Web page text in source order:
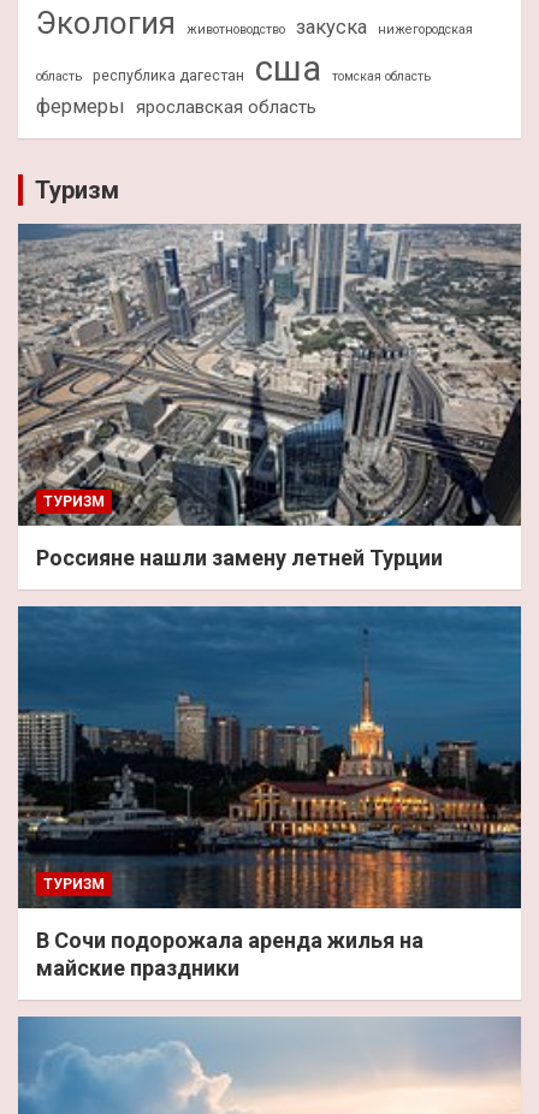
Экология животноводство закуска нижегородская
область республика дагестан сша томская область
фермеры ярославская область
Туризм
ТУРИЗМ
Россияне нашли замену летней Турции
ТУРИЗМ
В Сочи подорожала аренда жилья на
майские праздники